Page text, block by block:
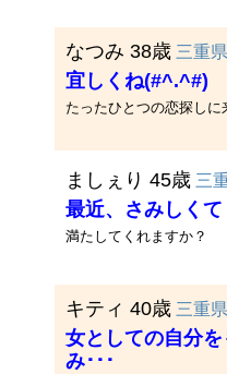
なつみ 38歳 三重県
宜しくね(#^.^#)
たったひとつの恋探し
ましぇり 45歳 三
最近、さみしくて
満たしてくれますか？
キティ 40歳 三重県
女としての自分
み･･･